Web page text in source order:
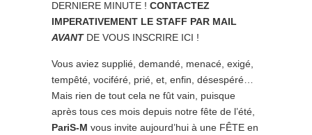
DERNIERE MINUTE ! CONTACTEZ
IMPERATIVEMENT LE STAFF PAR MAIL
AVANTDE VOUS INSCRIRE ICI !
Vous aviez supplié, demandé, menacé, exigé,
tempêté, vociféré, prié, et, enfin, désespéré…
Mais rien de tout cela ne fût vain, puisque
après tous ces mois depuis notre fête de l’été,
PariS-M vous invite aujourd’hui à une FÊTE en